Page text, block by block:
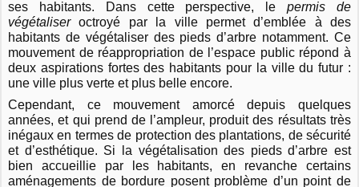
ses habitants. Dans cette perspective, lepermis de
végétaliseroctroyé par la ville permet d’emblée à des
habitants de végétaliser des pieds d’arbre notamment. Ce
mouvement de réappropriation de l’espace public répond à
deux aspirations fortes des habitants pour la ville du futur :
une ville plus verte et plus belle encore.
Cependant, ce mouvement amorcé depuis quelques
années, et qui prend de l’ampleur, produit des résultats très
inégaux en termes de protection des plantations, de sécurité
et d’esthétique. Si la végétalisation des pieds d’arbre est
bien accueillie par les habitants, en revanche certains
aménagements de bordure posent problème d’un point de